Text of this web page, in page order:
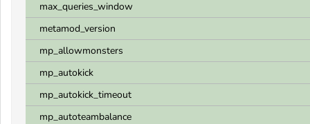
max_queries_window
metamod_version
mp_allowmonsters
mp_autokick
mp_autokick_timeout
mp_autoteambalance